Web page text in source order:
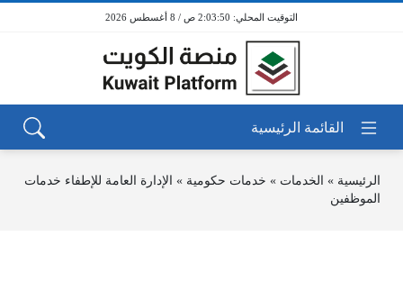
2:03:50 ص / 8 أغسطس 2026
الرئيسية » الخدمات » خدمات حكومية » الإدارة العامة للإطفاء خدمات
الموظفين